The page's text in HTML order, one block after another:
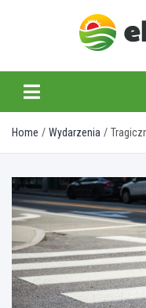
Home Wydarzenia